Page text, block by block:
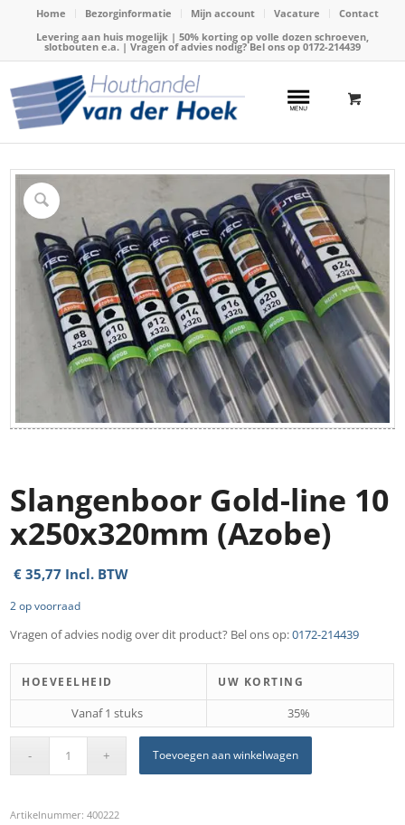
Home Bezorginformatie Mijn account Vacature
Contact
Levering aan huis mogelijk | 50% korting op volle dozen schroeven,
slotbouten e.a. | Vragen of advies nodig? Bel ons op 0172-214439
Home / Webshop / Boren / Slangenboren /
Slangenboor Gold-line x250x320mm (Azobe)
Slangenboor Gold-line 10
x250x320mm (Azobe)
€ 35,77 Incl. BTW
2 op voorraad
Vragen of advies nodig over dit product? Bel ons op:0172-214439
HOEVEELHEID UW KORTING
Vanaf 1 stuks 35%
Toevoegen aan winkelwagen
Artikelnummer:400222